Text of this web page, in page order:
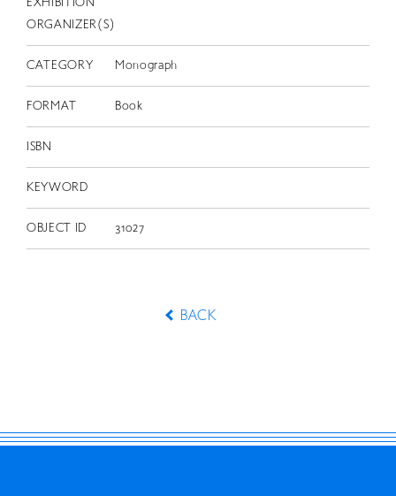
EXHIBITION
ORGANIZER(S)
CATEGORY Monograph
FORMAT Book
ISBN
KEYWORD
OBJECT ID 31027
BACK